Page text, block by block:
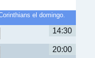
el domingo.
14:30
20:00